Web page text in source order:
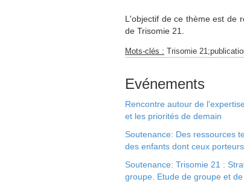
L'objectif de ce thème est de
de Trisomie 21.
Mots-clés : Trisomie
Evénements
Rencontre autour de
et les priorités de demain
Soutenance: Des ressources
des enfants dont ceux
Soutenance: Trisomie 21 :
groupe. Etude de groupe et